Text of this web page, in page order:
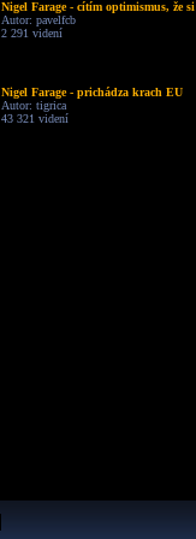
Nigel Farage - cítím optimismus, že si
Autor: pavelfcb
2 291 videní
Nigel Farage - prichádza krach EU
Autor: tigrica
43 321 videní